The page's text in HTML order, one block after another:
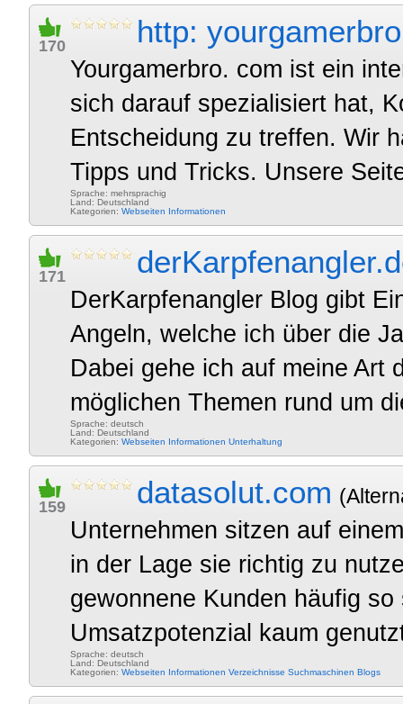
170 http:
Yourgamerbro. com ist ein
sich darauf spezialisiert hat,
Entscheidung zu treffen. Wir
Tipps und Tricks. Unsere
Sprache: mehrsprachig
Land: Deutschland
Kategorien: Webseiten Informationen
171
DerKarpfenangler Blog gibt
Angeln, welche ich über die
Dabei gehe ich auf meine Art
möglichen Themen rund um
Sprache: deutsch
Land: Deutschland
Kategorien: Webseiten Informationen Unterhaltung
159 datasolut.com
Unternehmen sitzen auf
in der Lage sie richtig zu
gewonnene Kunden häufig
Umsatzpotenzial kaum
Sprache: deutsch
Land: Deutschland
Kategorien: Webseiten Informationen Verzeichnisse Suchmaschinen Blogs